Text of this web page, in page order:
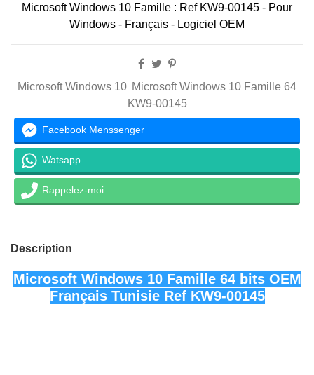
Microsoft Windows 10 Famille : Ref KW9-00145 - Pour
Windows - Français - Logiciel OEM
Microsoft Windows 10 Microsoft Windows 10 Famille 64
KW9-00145
Facebook Menssenger
Watsapp
Rappelez-moi
Description
Microsoft Windows 10 Famille 64 bits OEM
Français Tunisie Ref KW9-00145